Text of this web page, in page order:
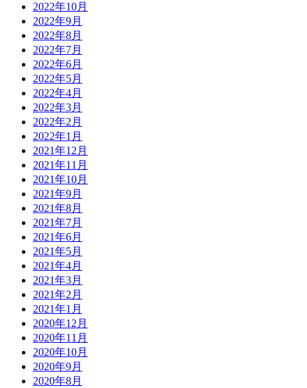
2022年10月
2022年9月
2022年8月
2022年7月
2022年6月
2022年5月
2022年4月
2022年3月
2022年2月
2022年1月
2021年12月
2021年11月
2021年10月
2021年9月
2021年8月
2021年7月
2021年6月
2021年5月
2021年4月
2021年3月
2021年2月
2021年1月
2020年12月
2020年11月
2020年10月
2020年9月
2020年8月